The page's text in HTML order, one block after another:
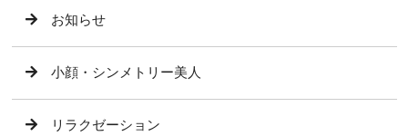
お知らせ
小顔・シンメトリー美人
リラクゼーション